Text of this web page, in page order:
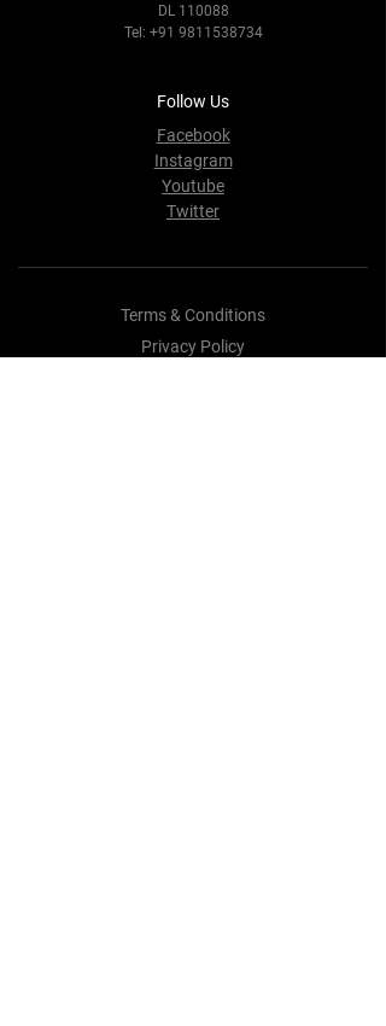
DL 110088
Tel: +91 9811538734
Follow Us
Facebook
Instagram
Youtube
Twitter
Terms & Conditions
Privacy Policy